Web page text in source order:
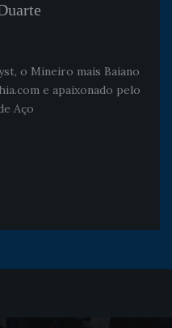
o Mineiro mais Baiano
e apaixonado pelo
Aço